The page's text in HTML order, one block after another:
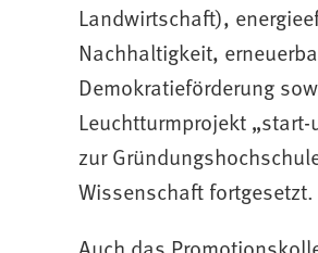
Landwirtschaft),
Nachhaltigkeit,
Demokratieförderung
Leuchtturmprojekt „start-
zur
Wissenschaft fortgesetzt.